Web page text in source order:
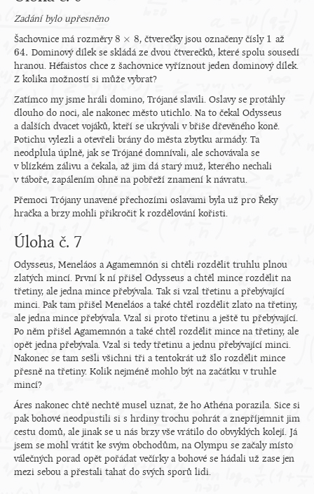
Zadání bylo upřesněno
Šachovnice má rozměry8 × 8
8 ×8 , čtverečky jsou označeny čísly 1
1 až
64.
64. Dominový dílek se skládá ze dvou čtverečků, které spolu sousedí
hranou. Héfaistos chce z šachovnice vyříznout jeden dominový dílek.
Z kolika možností si může vybrat?
Zatímco my jsme hráli domino, Trójané slavili. Oslavy se protáhly
dlouho do noci, ale nakonec město utichlo. Na to čekal Odysseus
a dalších dvacet vojáků, kteří se ukrývali v břiše dřevěného koně.
Potichu vylezli a otevřeli brány do města zbytku armády. Ta
neodplula úplně, jak se Trójané domnívali, ale schovávala se
v blízkém zálivu a čekala, až jim dá starý muž, kterého nechali
v táboře, zapálením ohně na pobřeží znamení k návratu.
Přemoci Trójany unavené přechozími oslavami byla už pro Řeky
hračka a brzy mohli přikročit k rozdělování kořisti.
Úloha č. 7
Odysseus, Meneláos a Agamemnón si chtěli rozdělit truhlu plnou
zlatých mincí. První k ní přišel Odysseus a chtěl mince rozdělit na
třetiny, ale jedna mince přebývala. Tak si vzal třetinu a přebývající
minci. Pak tam přišel Meneláos a také chtěl rozdělit zlato na třetiny,
ale jedna mince přebývala. Vzal si proto třetinu a ještě tu přebývající.
Po něm přišel Agamemnón a také chtěl rozdělit mince na třetiny, ale
opět jedna přebývala. Vzal si tedy třetinu a jednu přebývající minci.
Nakonec se tam sešli všichni tři a tentokrát už šlo rozdělit mince
přesně na třetiny. Kolik nejméně mohlo být na začátku v truhle
mincí?
Áres nakonec chtě nechtě musel uznat, že ho Athéna porazila. Sice si
pak bohové neodpustili si s hrdiny trochu pohrát a znepříjemnit jim
cestu domů, ale jinak se u nás brzy vše vrátilo do obvyklých kolejí. Já
jsem se mohl vrátit ke svým obchodům, na Olympu se začaly místo
válečných porad opět pořádat večírky a bohové se hádali už zase jen
mezi sebou a přestali tahat do svých sporů lidi.